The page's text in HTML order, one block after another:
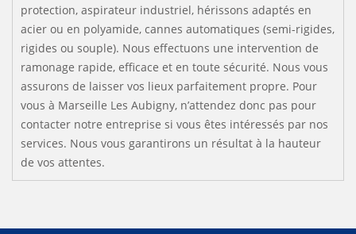
protection, aspirateur industriel, hérissons adaptés en
acier ou en polyamide, cannes automatiques (semi-rigides,
rigides ou souple). Nous effectuons une intervention de
ramonage rapide, efficace et en toute sécurité. Nous vous
assurons de laisser vos lieux parfaitement propre. Pour
vous à Marseille Les Aubigny, n’attendez donc pas pour
contacter notre entreprise si vous êtes intéressés par nos
services. Nous vous garantirons un résultat à la hauteur
de vos attentes.